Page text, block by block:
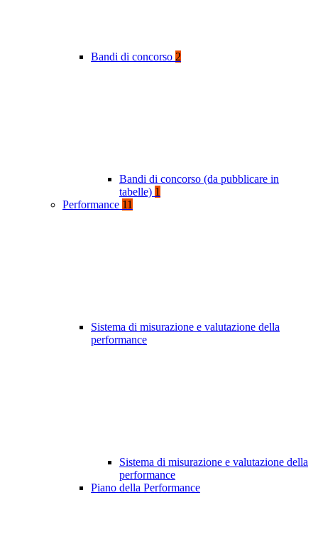
Bandi di concorso 2
Bandi di concorso (da pubblicare in
tabelle) 1
Performance 11
Sistema di misurazione e valutazione della
performance
Sistema di misurazione e valutazione della
performance
Piano della Performance